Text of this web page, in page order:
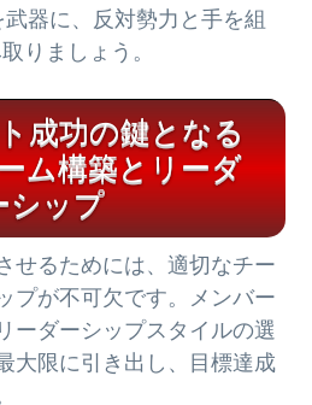
器に、反対勢力と手を組
りましょう。
成功の鍵となる
ム構築とリーダ
シップ
せるためには、適切なチー
プが不可欠です。メンバー
ーダーシップスタイルの選
大限に引き出し、目標達成